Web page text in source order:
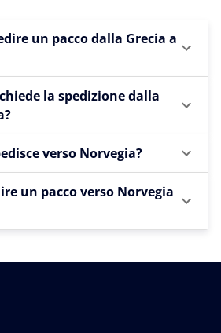
un pacco dalla Grecia a
la spedizione dalla
verso Norvegia?
un pacco verso Norvegia